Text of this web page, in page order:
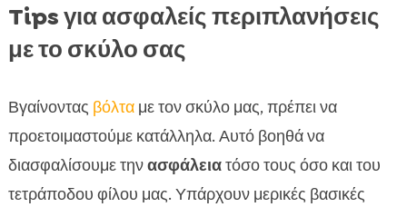
Tips για ασφαλείς περιπλανήσεις
με το σκύλο σας
Βγαίνοντας βόλταμε τον σκύλο μας, πρέπει να
προετοιμαστούμε κατάλληλα. Αυτό βοηθά να
διασφαλίσουμε τηνασφάλειατόσο τους όσο και του
τετράποδου φίλου μας. Υπάρχουν μερικές βασικές